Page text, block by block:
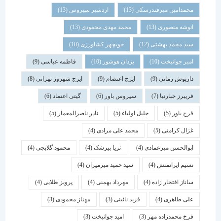
محمدامین میرفندرسکی(13) اردشیر سیروس(13)
انوشه منصوری(13) محمد مهدی محمودی(13)
سید محمد بهشتی(12) خوبچهر کشاورزی(10)
امیر جوانبخت(10) یزدان هوشور(10) فاطمه عباسی(9)
داریوش زمانی(9) ایرج اعتصام(9) ایرج شهروز تهرانی(8)
فریبرز جبارنیا(7) سیروس باور(6) گیتی اعتماد(6)
فرخ باور(5) جلیل اولیاء(5) نادر ناصرالمعمار (5)
غزال کرامتی(5) محمد علی مرادی(4)
ابوالحسن میرعمادی(4) ثریا بیرشک(4) محمود گلابچی(4)
نسیم ایرانمنش(4) سید حمید میرمیران(4)
ساناز افتخار زاده(4) مهرداد بهمنی (4) پرویز طلایی(4)
علی طاهری(4) فرید نائینی(3) مهناز محمودی(3)
فرخ محمدزاده مهر(3) امید جوانبخت(3)